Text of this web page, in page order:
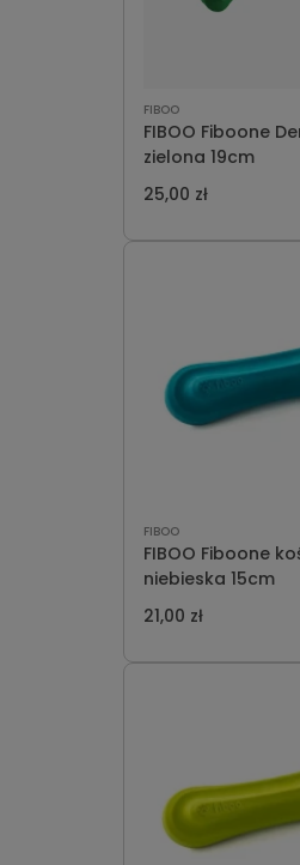
FIBOO
FIBOO Fiboone
zielona 19cm
25,00 zł
FIBOO
FIBOO Fiboone
niebieska 15cm
21,00 zł